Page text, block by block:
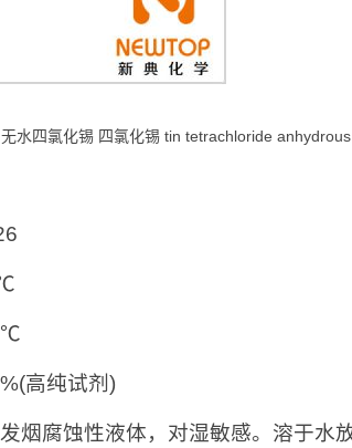
水四氯化锡 四氯化锡 tin tetrachloride
高纯试剂)
烟腐蚀性液体，对湿敏感。溶于水